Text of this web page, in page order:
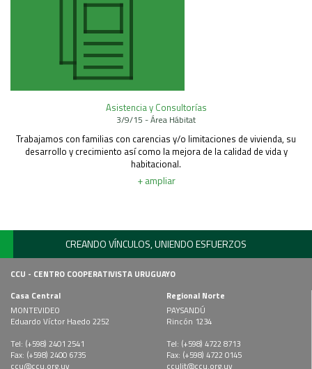
Asistencia y Consultorías
3/9/15 - Área Hábitat
Trabajamos con familias con carencias y/o limitaciones de vivienda, su
desarrollo y crecimiento así como la mejora de la calidad de vida y
habitacional.
+ ampliar
CREANDO VÍNCULOS, UNIENDO ESFUERZOS
CCU - CENTRO COOPERATIVISTA URUGUAYO
Casa Central
MONTEVIDEO
Eduardo Víctor Haedo 2252
Tel: (+598) 2401 2541
Fax: (+598) 2400 6735
ccu@ccu.org.uy
Regional Norte
PAYSANDÚ
Rincón 1234
Tel: (+598) 4722 8713
Fax: (+598) 4722 0145
cculit@ccu.org.uy